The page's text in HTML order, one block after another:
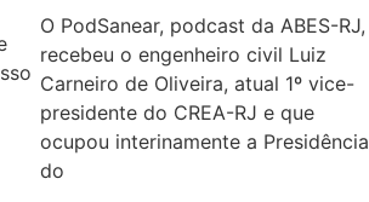
O PodSanear, podcast da ABES-RJ,
recebeu o engenheiro civil Luiz
Carneiro de Oliveira, atual 1º vice-
presidente do CREA-RJ e que
ocupou interinamente a Presidência
do